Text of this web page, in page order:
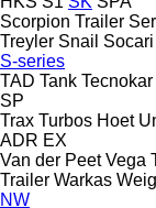
Scorpion Trailer
Treyler Snail Socari
S-series
TAD Tank Tecnokar
SP
Trax Turbos Hoet
ADR EX
Van der Peet Vega
Trailer Warkas
NW